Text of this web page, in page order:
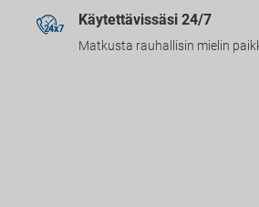
Käytettävissäsi 24/7
Matkusta rauhallisin mielin